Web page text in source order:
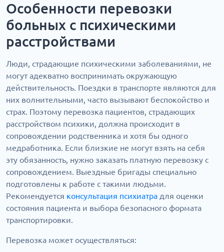
Особенности перевозки
больных с психическими
расстройствами
Люди, страдающие психическими заболеваниями, не
могут адекватно воспринимать окружающую
действительность. Поездки в транспорте являются для
них волнительными, часто вызывают беспокойство и
страх. Поэтому перевозка пациентов, страдающих
расстройством психики, должна происходит в
сопровождении родственника и хотя бы одного
медработника. Если близкие не могут взять на себя
эту обязанность, нужно заказать платную перевозку с
сопровождением. Выездные бригады специально
подготовлены к работе с такими людьми.
Рекомендуется консультация психиатра для оценки
состояния пациента и выбора безопасного формата
транспортировки.
Перевозка может осуществляться: